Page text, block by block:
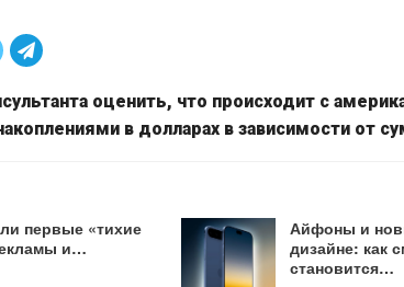
оценить, что происходит с
в долларах в зависимости от
первые «тихие
и…
Айфоны и
дизайне: как
становится…